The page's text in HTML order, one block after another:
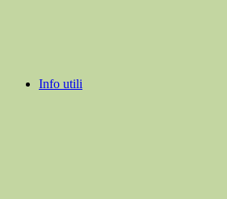
Info utili